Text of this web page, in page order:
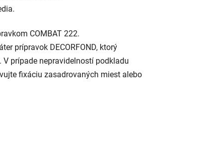
COMBAT 222.
prípravok DECORFOND, ktorý
prípade nepravidelností podkladu
fixáciu zasadrovaných miest alebo